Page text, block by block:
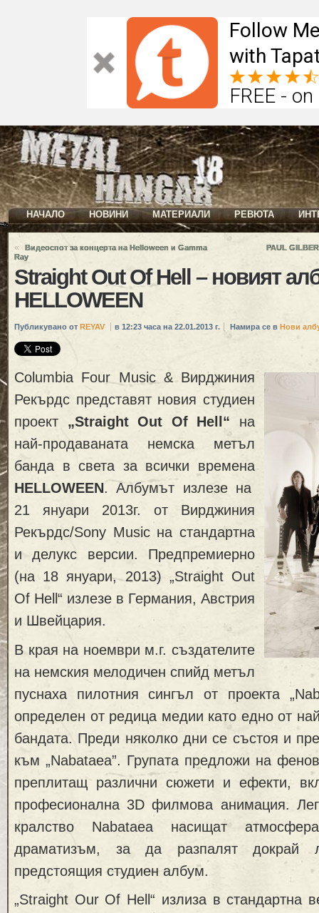
Follow
with
FREE -
НАЧАЛО НОВИНИ МАТЕРИАЛИ РЕВЮТА
«
Видеоспот за концерта на Helloween и Gamma
Ray
PAUL
Straight Out Of Hell – новият
HELLOWEEN
Публикувано от REYAV в 12:23 часа на 22.01.2013 г. Намира се в Нови
Columbia Four Music & Вирджиния
Рекърдс представят новия студиен
проект „Straight Out Of Hell“ на
най-продаваната немска метъл
банда в света за всички времена
HELLOWEEN. Албумът излезе на
21 януари 2013г. от Вирджиния
Рекърдс/Sony Music на стандартна
и делукс версии. Предпремиерно
(на 18 януари, 2013) „Straight Out
Of Hell“ излезе в Германия, Австрия
и Швейцария.
В края на ноември м.г. създателите
на немския мелодичен спийд метъл
пуснаха пилотния сингъл от проекта
определен от редица медии като едно от
бандата. Преди няколко дни се състоя и
към „Nabataea”. Групата предложи на
преплитащ различни сюжети и ефекти,
професионална 3D филмова анимация.
кралство Nabataea насищат
драматизъм, за да разпалят докрай
предстоящия студиен албум.
„Straight Our Of Hell“ излиза в стандартна